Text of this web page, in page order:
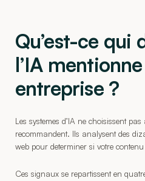
Qu’est-ce qui
l’IA
entreprise ?
Les systemes d’IA ne choisissent
recommandent. Ils analysent des
web pour determiner si votre
Ces signaux se repartissent en